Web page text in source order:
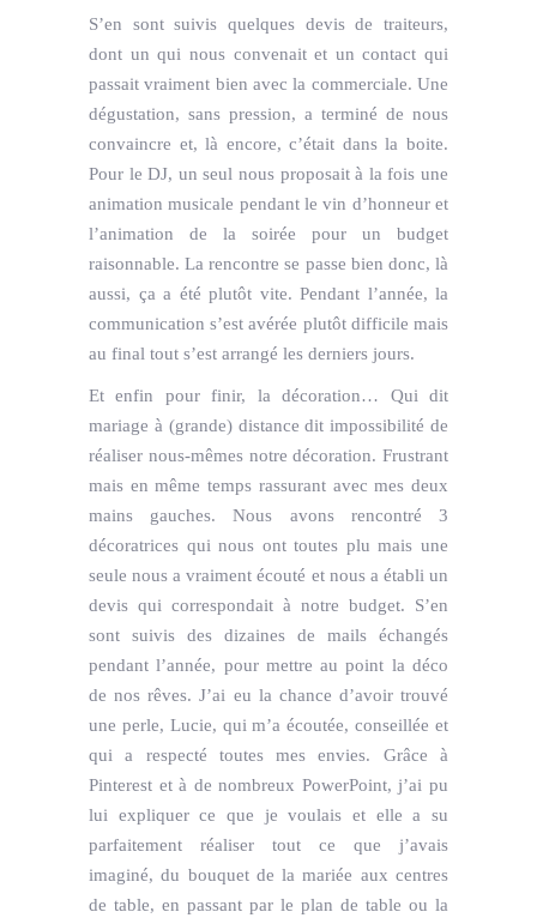
S’en sont suivis quelques devis de traiteurs,
dont un qui nous convenait et un contact qui
passait vraiment bien avec la commerciale. Une
dégustation, sans pression, a terminé de nous
convaincre et, là encore, c’était dans la boite.
Pour le DJ, un seul nous proposait à la fois une
animation musicale pendant le vin d’honneur et
l’animation de la soirée pour un budget
raisonnable. La rencontre se passe bien donc, là
aussi, ça a été plutôt vite. Pendant l’année, la
communication s’est avérée plutôt difficile mais
au final tout s’est arrangé les derniers jours.
Et enfin pour finir, la décoration… Qui dit
mariage à (grande) distance dit impossibilité de
réaliser nous-mêmes notre décoration. Frustrant
mais en même temps rassurant avec mes deux
mains gauches. Nous avons rencontré 3
décoratrices qui nous ont toutes plu mais une
seule nous a vraiment écouté et nous a établi un
devis qui correspondait à notre budget. S’en
sont suivis des dizaines de mails échangés
pendant l’année, pour mettre au point la déco
de nos rêves. J’ai eu la chance d’avoir trouvé
une perle, Lucie, qui m’a écoutée, conseillée et
qui a respecté toutes mes envies. Grâce à
Pinterest et à de nombreux PowerPoint, j’ai pu
lui expliquer ce que je voulais et elle a su
parfaitement réaliser tout ce que j’avais
imaginé, du bouquet de la mariée aux centres
de table, en passant par le plan de table ou la